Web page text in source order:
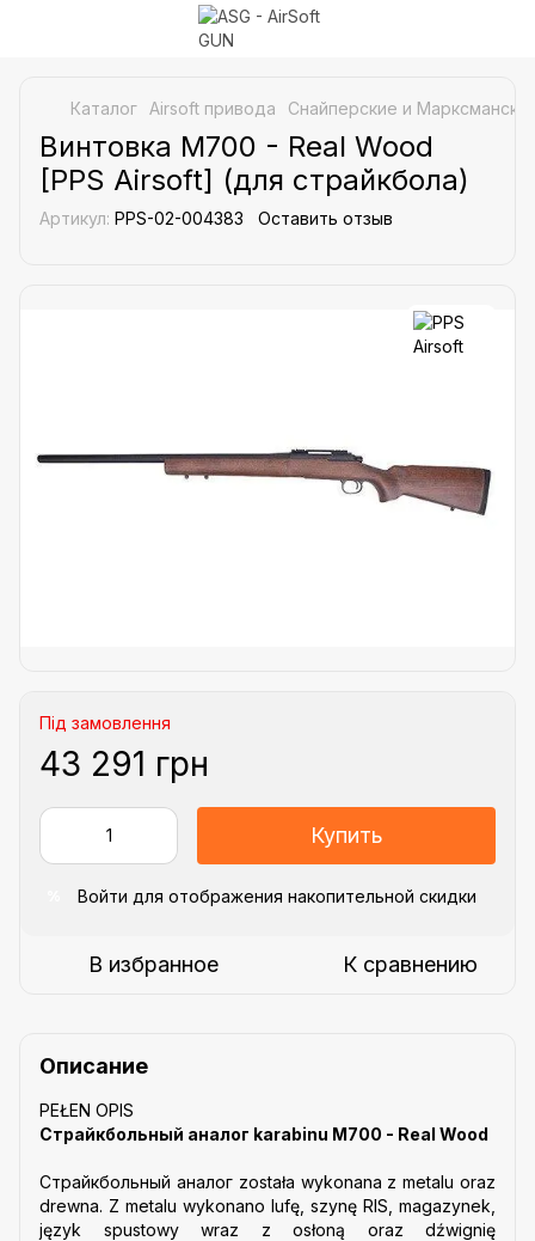
Каталог Airsoft привода Снайперские и
Винтовка M700 - Real Wood
[PPS Airsoft] (для страйкбола)
Артикул: PPS-02-004383 Оставить отзыв
Під замовлення
43 291 грн
Купить
Войти для отображения накопительной скидки
В избранное К сравнению
Описание
PEŁEN OPIS
Страйкбольный аналог karabinu M700 - Real Wood
Страйкбольный аналог została wykonana z metalu oraz
drewna. Z metalu wykonano lufę, szynę RIS, magazynek,
język spustowy wraz z osłoną oraz dźwignię